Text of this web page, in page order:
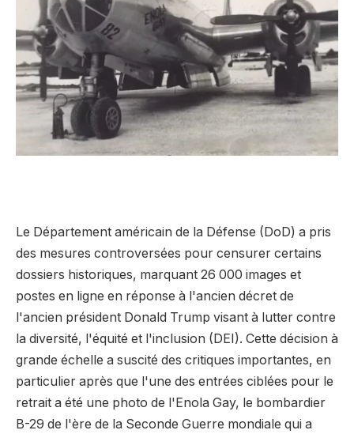
Le Département américain de la Défense (DoD) a pris
des mesures controversées pour censurer certains
dossiers historiques, marquant 26 000 images et
postes en ligne en réponse à l'ancien décret de
l'ancien président Donald Trump visant à lutter contre
la diversité, l'équité et l'inclusion (DEI). Cette décision à
grande échelle a suscité des critiques importantes, en
particulier après que l'une des entrées ciblées pour le
retrait a été une photo de l'Enola Gay, le bombardier
B-29 de l'ère de la Seconde Guerre mondiale qui a